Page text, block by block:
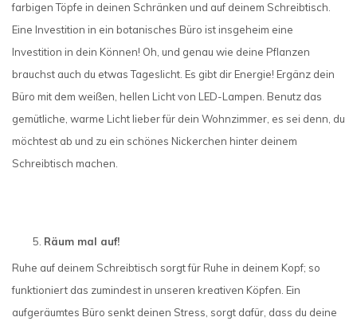
farbigen Töpfe in deinen Schränken und auf deinem Schreibtisch.
Eine Investition in ein botanisches Büro ist insgeheim eine
Investition in dein Können! Oh, und genau wie deine Pflanzen
brauchst auch du etwas Tageslicht. Es gibt dir Energie! Ergänz dein
Büro mit dem weißen, hellen Licht von LED-Lampen. Benutz das
gemütliche, warme Licht lieber für dein Wohnzimmer, es sei denn, du
möchtest ab und zu ein schönes Nickerchen hinter deinem
Schreibtisch machen.
Räum mal auf!
Ruhe auf deinem Schreibtisch sorgt für Ruhe in deinem Kopf; so
funktioniert das zumindest in unseren kreativen Köpfen. Ein
aufgeräumtes Büro senkt deinen Stress, sorgt dafür, dass du deine